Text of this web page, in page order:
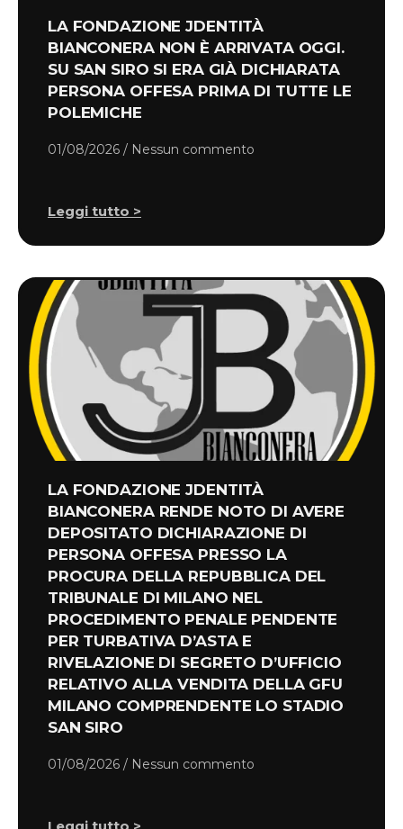
LA FONDAZIONE JDENTITÀ
BIANCONERA NON È ARRIVATA OGGI.
SU SAN SIRO SI ERA GIÀ DICHIARATA
PERSONA OFFESA PRIMA DI TUTTE LE
POLEMICHE
01/08/2026 Nessun commento
Leggi tutto >
LA FONDAZIONE JDENTITÀ
BIANCONERA RENDE NOTO DI AVERE
DEPOSITATO DICHIARAZIONE DI
PERSONA OFFESA PRESSO LA
PROCURA DELLA REPUBBLICA DEL
TRIBUNALE DI MILANO NEL
PROCEDIMENTO PENALE PENDENTE
PER TURBATIVA D’ASTA E
RIVELAZIONE DI SEGRETO D’UFFICIO
RELATIVO ALLA VENDITA DELLA GFU
MILANO COMPRENDENTE LO STADIO
SAN SIRO
01/08/2026 Nessun commento